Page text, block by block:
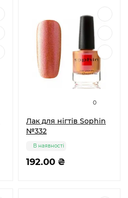
0
Лак для нігтів Sophin
№332
192.00 ₴
В наявності